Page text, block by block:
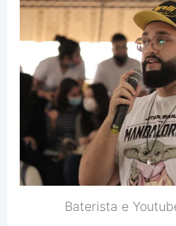
Baterista e